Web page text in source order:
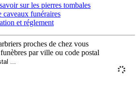
sur les pierres tombales
caveaux funéraires
et réglement
proches de chez vous
par ville ou code postal